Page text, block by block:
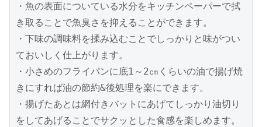
・魚の表面についている水分をキッチンペーパーで拭
き取ることで魚臭さを抑えることができます。
・下味の調味料を揉み込むことでしっかりと味がつい
ておいしく仕上がります。
・小さめのフライパンに底1～2㎝くらいの油で揚げ焼
きにすれば油の節約&後処理を楽にできます。
・揚げたあとは網付きバットにあげてしっかり油切り
をしてあげることでサクッとした食感を楽しめます。